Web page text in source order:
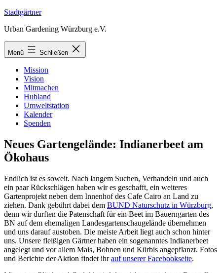
Zum
springen
Stadtgärtner
Urban Gardening Würzburg e.V.
Menü Schließen
Mission
Vision
Mitmachen
Hubland
Umweltstation
Kalender
Spenden
Neues Gartengelände: Indianerbeet am
Ökohaus
Endlich ist es soweit. Nach langem Suchen, Verhandeln und auch
ein paar Rückschlägen haben wir es geschafft, ein weiteres
Gartenprojekt neben dem Innenhof des Cafe Cairo an Land zu
ziehen. Dank gebührt dabei dem BUND Naturschutz in Würzburg,
denn wir durften die Patenschaft für ein Beet im Bauerngarten des
BN auf dem ehemaligen Landesgartenschaugelände übernehmen
und uns darauf austoben. Die meiste Arbeit liegt auch schon hinter
uns. Unsere fleißigen Gärtner haben ein sogenanntes Indianerbeet
angelegt und vor allem Mais, Bohnen und Kürbis angepflanzt. Fotos
und Berichte der Aktion findet ihrauf unserer Facebookseite.